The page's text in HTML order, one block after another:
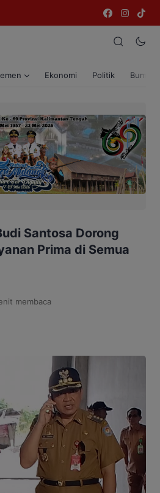
Ekonomi Politik Bumi
Santosa Dorong
Prima di Semua
membaca